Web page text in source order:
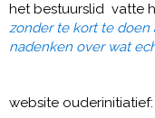
het bestuurslid vatte
zonder te kort te doen
nadenken over wat
website ouderinitiatief: